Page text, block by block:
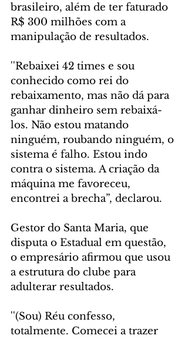
brasileiro, além de ter faturado
R$ 300 milhões com a
manipulação de resultados.
''Rebaixei 42 times e sou
conhecido como rei do
rebaixamento, mas não dá para
ganhar dinheiro sem rebaixá-
los. Não estou matando
ninguém, roubando ninguém, o
sistema é falho. Estou indo
contra o sistema. A criação da
máquina me favoreceu,
encontrei a brecha”, declarou.
Gestor do Santa Maria, que
disputa o Estadual em questão,
o empresário afirmou que usou
a estrutura do clube para
adulterar resultados.
''(Sou) Réu confesso,
totalmente. Comecei a trazer